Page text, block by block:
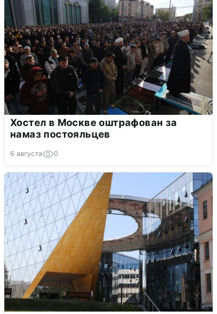
Хостел в Москве оштрафован за
намаз постояльцев
6 августа 0